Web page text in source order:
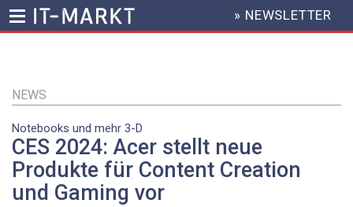
Inhalt
HEADER
MENU
» NEWSLETTER
NEWS
Notebooks und mehr 3-D
CES 2024: Acer stellt neue
Produkte für Content Creation
und Gaming vor